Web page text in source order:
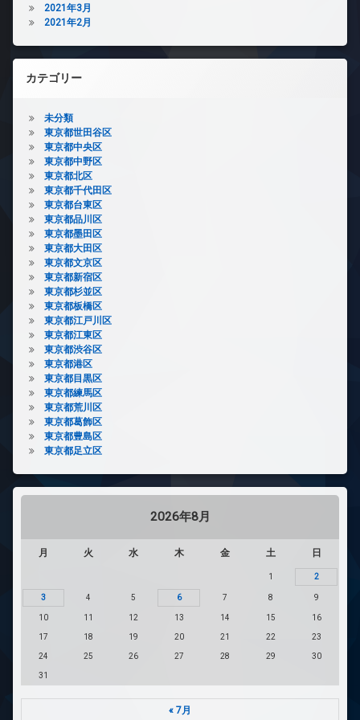
2021年3月
2021年2月
カテゴリー
未分類
東京都世田谷区
東京都中央区
東京都中野区
東京都北区
東京都千代田区
東京都台東区
東京都品川区
東京都墨田区
東京都大田区
東京都文京区
東京都新宿区
東京都杉並区
東京都板橋区
東京都江戸川区
東京都江東区
東京都渋谷区
東京都港区
東京都目黒区
東京都練馬区
東京都荒川区
東京都葛飾区
東京都豊島区
東京都足立区
2026年8月
月 火 水 木 金 土 日
1 2
3 4 5 6 7 8 9
10 11 12 13 14 15 16
17 18 19 20 21 22 23
24 25 26 27 28 29 30
31
« 7月